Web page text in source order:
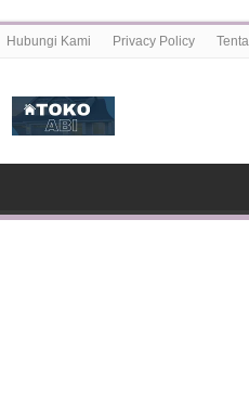
Hubungi Kami Privacy Policy